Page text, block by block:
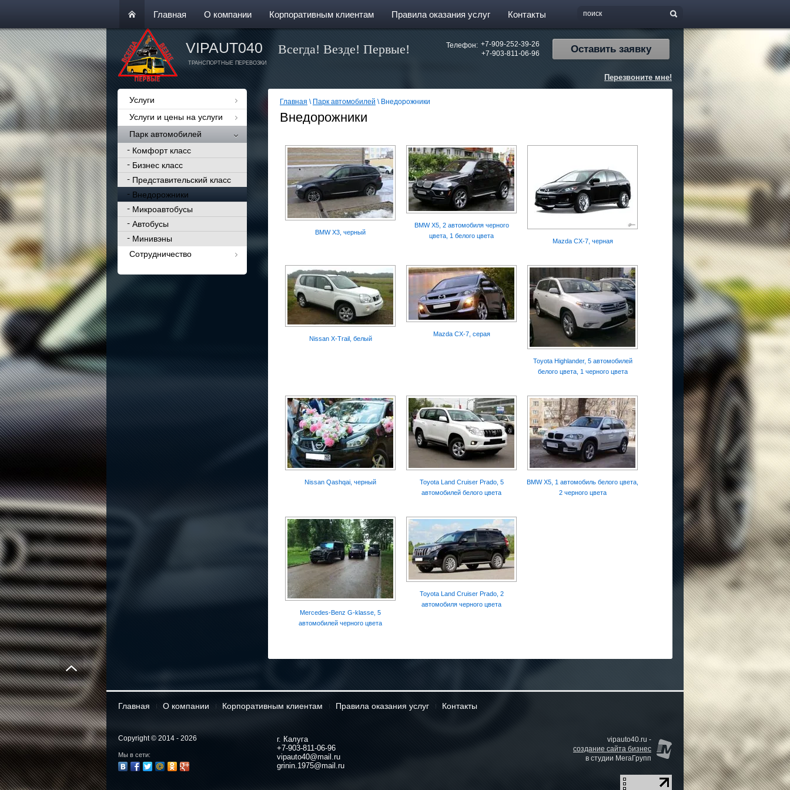
Главная О компании Корпоративным клиентам Правила оказания услуг Контакты
Всегда! Везде! Первые!
VIPAUT040
ТРАНСПОРТНЫЕ ПЕРЕВОЗКИ
Телефон: +7-909-252-39-26
+7-903-811-06-96
Оставить заявку
Перезвоните мне!
Услуги
Услуги и цены на услуги
Парк автомобилей
Комфорт класс
Бизнес класс
Представительский класс
Внедорожники
Микроавтобусы
Автобусы
Минивэны
Сотрудничество
Главная \ Парк автомобилей \ Внедорожники
Внедорожники
BMW X3, черный
BMW X5, 2 автомобиля черного
цвета, 1 белого цвета
Mazda CX-7, черная
Nissan X-Trail, белый
Mazda CX-7, серая
Toyota Highlander, 5 автомобилей
белого цвета, 1 черного цвета
Nissan Qashqai, черный
Toyota Land Cruiser Prado, 5
автомобилей белого цвета
BMW X5, 1 автомобиль белого цвета,
2 черного цвета
Mercedes-Benz G-klasse, 5
автомобилей черного цвета
Toyota Land Cruiser Prado, 2
автомобиля черного цвета
Главная О компании Корпоративным клиентам Правила оказания услуг Контакты
vipauto40.ru -
создание сайта бизнес
в студии МегаГрупп
Copyright © 2014 - 2026
Мы в сети:
г. Калуга
+7-903-811-06-96
vipauto40@mail.ru
grinin.1975@mail.ru